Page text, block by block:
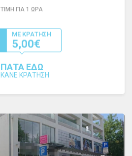
ΤΙΜΗ ΓΙΑ 1 ΩΡΑ
ΜΕ ΚΡΑΤΗΣΗ
5,00€
ΠΑΤΑ ΕΔΩ
ΚΑΝΕ ΚΡΑΤΗΣΗ